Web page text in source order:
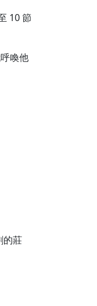
10 節
喚他
的莊